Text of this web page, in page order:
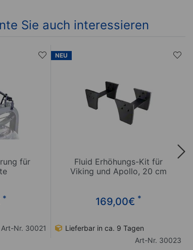
Sie auch interessieren
für
*
Art-Nr. 30021
NEU
Fluid Erhöhungs-Kit für
Viking und Apollo, 20 cm
169,00€ *
Lieferbar in ca. 9 Tagen
Art-Nr. 30023